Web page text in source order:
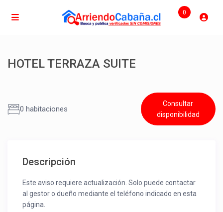
0
HOTEL TERRAZA SUITE
0 habitaciones
Consultar
disponibilidad
Descripción
Este aviso requiere actualización. Solo puede contactar
al gestor o dueño mediante el teléfono indicado en esta
página.